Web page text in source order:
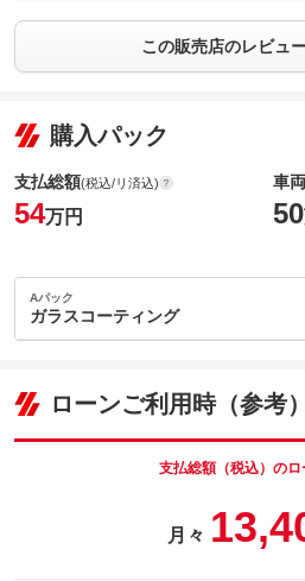
この販売店のレビュ
購入パック
支払総額(税込/リ済込)
54万円
車
50
Aパック
ガラスコーティング
車両本体価ローンご利用時（参考）
支払総額（税込）のロ
月々